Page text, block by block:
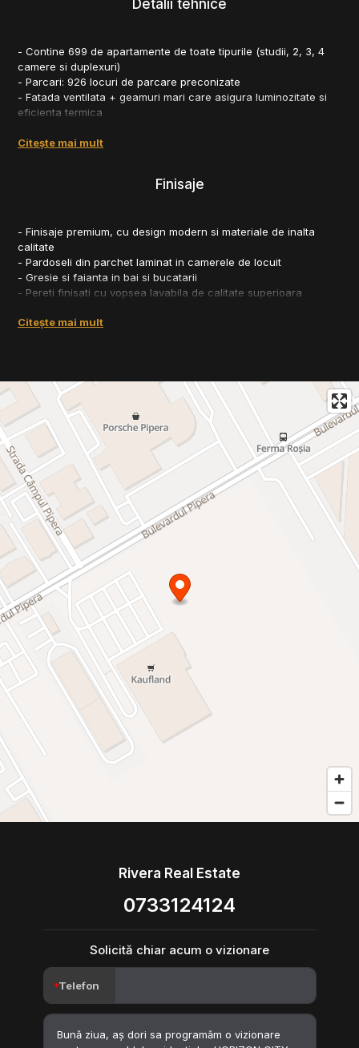
strategică atât pentru cumpărare directă, cât și pentru investiție.
Detalii tehnice
- Contine 699 de apartamente de toate tipurile (studii, 2, 3, 4
camere si duplexuri)
- Parcari: 926 locuri de parcare preconizate
- Fatada ventilata + geamuri mari care asigura luminozitate si
eficienta termica
- Structura: beton, zidarie interioara si exterioara
- Finalizare estimata: pana la mijlocul anului 2027
Citește mai mult
Finisaje
- Finisaje premium, cu design modern si materiale de inalta
calitate
- Pardoseli din parchet laminat in camerele de locuit
- Gresie si faianta in bai si bucatarii
- Pereti finisati cu vopsea lavabila de calitate superioara
fonica
- Parcari subterane de tip Klaus si acces securizat in incinta
Citește mai mult
Rivera Real Estate
0733124124
Solicită chiar acum o vizionare
Telefon